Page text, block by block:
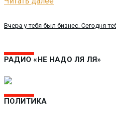
Вчера у тебя был бизнес. Сегодня
РАДИО «НЕ НАДО ЛЯ ЛЯ»
ПОЛИТИКА